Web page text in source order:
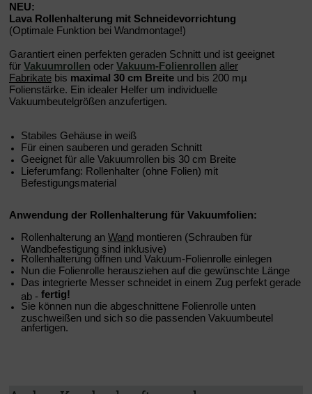
NEU:
Lava Rollenhalterung mit Schneidevorrichtung
(Optimale Funktion bei Wandmontage!)
Garantiert einen perfekten geraden Schnitt und ist geeignet
für Vakuumrollen oder Vakuum-Folienrollen aller
Fabrikate bis maximal 30 cm Breite und bis 200 mµ
Folienstärke. Ein idealer Helfer um individuelle
Vakuumbeutelgrößen anzufertigen.
Stabiles Gehäuse in weiß
Für einen sauberen und geraden Schnitt
Geeignet für alle Vakuumrollen bis 30 cm Breite
Lieferumfang: Rollenhalter (ohne Folien) mit
Befestigungsmaterial
Anwendung der Rollenhalterung für Vakuumfolien:
Rollenhalterung an Wand montieren (Schrauben für
Wandbefestigung sind inklusive)
Rollenhalterung öffnen und Vakuum-Folienrolle einlegen
Nun die Folienrolle herausziehen auf die gewünschte Länge
Das integrierte Messer schneidet in einem Zug perfekt gerade
ab - fertig!
Sie können nun die abgeschnittene Folienrolle unten
zuschweißen und sich so die passenden Vakuumbeutel
anfertigen.